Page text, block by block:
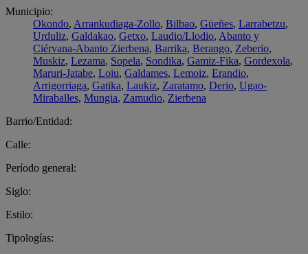
Municipio:
Okondo, Arrankudiaga-Zollo, Bilbao, Güeñes, Larrabetzu,
Urduliz, Galdakao, Getxo, Laudio/Llodio, Abanto y
Ciérvana-Abanto Zierbena, Barrika, Berango, Zeberio,
Muskiz, Lezama, Sopela, Sondika, Gamiz-Fika, Gordexola,
Maruri-Jatabe, Loiu, Galdames, Lemoiz, Erandio,
Arrigorriaga, Gatika, Laukiz, Zaratamo, Derio, Ugao-
Miraballes, Mungia, Zamudio, Zierbena
Barrio/Entidad:
Calle:
Período general:
Siglo:
Estilo:
Tipologías: